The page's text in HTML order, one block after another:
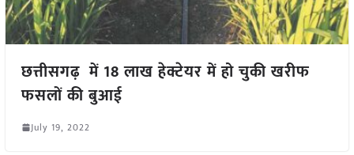
छत्तीसगढ़ में 18 लाख हेक्टेयर में हो चुकी खरीफ
फसलों की बुआई
July 19, 2022